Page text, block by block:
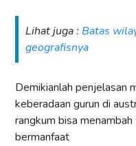
Lihat juga : Batas
geografisnya
Demikianlah penjelasan
keberadaan gurun di
rangkum bisa
bermanfaat